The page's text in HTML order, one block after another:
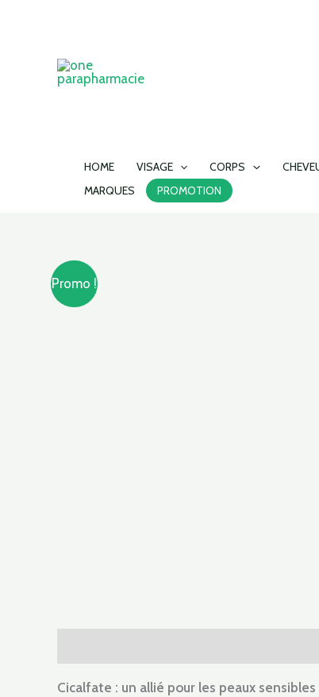
HOME VISAGE CORPS
MARQUES
PROMOTION
Promo !
Cicalfate : un allié pour les peaux